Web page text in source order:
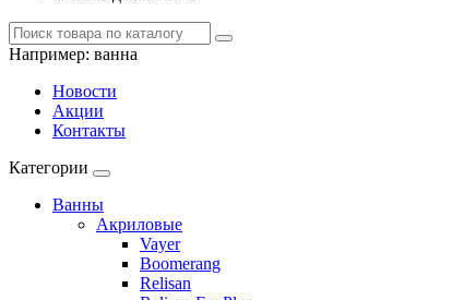
Например: ванна
Новости
Акции
Контакты
Категории
Ванны
Акриловые
Vayer
Boomerang
Relisan